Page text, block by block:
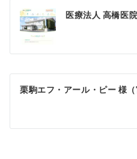
投
稿
ビ
ゲ
シ
医療法人 高橋医
栗駒エフ・アール・ピー 様（